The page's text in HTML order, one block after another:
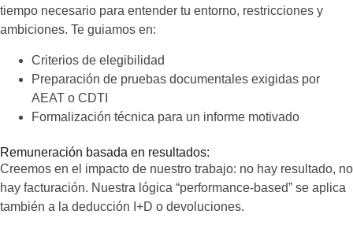
tiempo necesario para entender tu entorno, restricciones y
ambiciones. Te guiamos en:
Criterios de elegibilidad
Preparación de pruebas documentales exigidas por
AEAT o CDTI
Formalización técnica para un informe motivado
Remuneración basada en resultados:
Creemos en el impacto de nuestro trabajo: no hay resultado, no
hay facturación. Nuestra lógica “performance-based” se aplica
también a la deducción I+D o devoluciones.